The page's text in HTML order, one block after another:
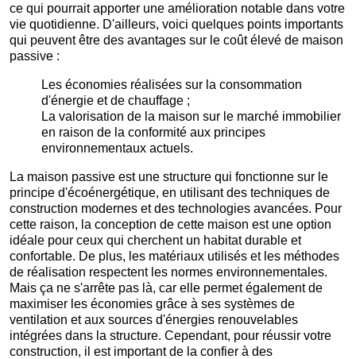
ce qui pourrait apporter une amélioration notable dans votre
vie quotidienne. D'ailleurs, voici quelques points importants
qui peuvent être des avantages sur le coût élevé de maison
passive :
Les économies réalisées sur la consommation
d'énergie et de chauffage ;
La valorisation de la maison sur le marché immobilier
en raison de la conformité aux principes
environnementaux actuels.
La maison passive est une structure qui fonctionne sur le
principe d'écoénergétique, en utilisant des techniques de
construction modernes et des technologies avancées. Pour
cette raison, la conception de cette maison est une option
idéale pour ceux qui cherchent un habitat durable et
confortable. De plus, les matériaux utilisés et les méthodes
de réalisation respectent les normes environnementales.
Mais ça ne s'arrête pas là, car elle permet également de
maximiser les économies grâce à ses systèmes de
ventilation et aux sources d'énergies renouvelables
intégrées dans la structure. Cependant, pour réussir votre
construction, il est important de la confier à des